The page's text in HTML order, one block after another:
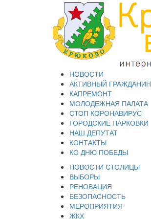
НОВОСТИ
АКТИВНЫЙ ГРАЖДАНИН
КАПРЕМОНТ
МОЛОДЕЖНАЯ ПАЛАТА
СТОП КОРОНАВИРУС
ГОРОДСКИЕ ПАРКОВКИ
НАШ ДЕПУТАТ
КОНТАКТЫ
КО ДНЮ ПОБЕДЫ
НОВОСТИ СТОЛИЦЫ
ВЫБОРЫ
РЕНОВАЦИЯ
БЕЗОПАСНОСТЬ
МЕРОПРИЯТИЯ
ЖКХ